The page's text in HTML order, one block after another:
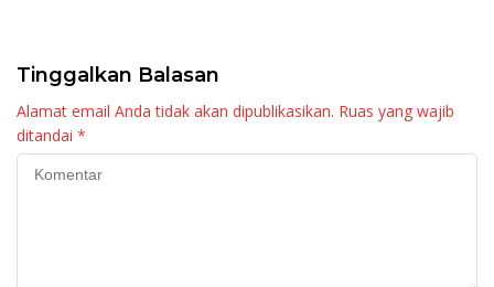
Tinggalkan Balasan
Alamat email Anda tidak akan dipublikasikan. Ruas yang wajib
ditandai *